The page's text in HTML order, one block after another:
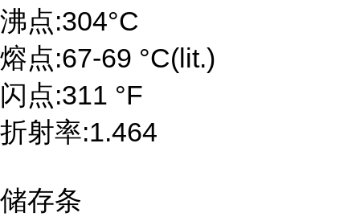
沸点:304°C
熔点:67-69 °C(lit.)
闪点:311 °F
折射率:1.464
储存条